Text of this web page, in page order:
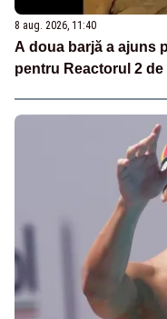
8 aug. 2026, 11:40
A doua barjă a ajuns
pentru Reactorul 2